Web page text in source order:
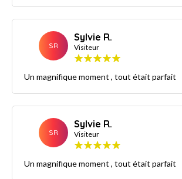
SR
Sylvie R.
Visiteur
Un magnifique moment , tout était parfait
SR
Sylvie R.
Visiteur
Un magnifique moment , tout était parfait